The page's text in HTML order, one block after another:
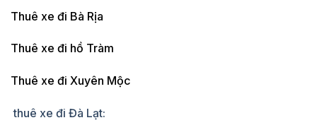
Thuê xe đi Bà Rịa
Thuê xe đi hồ Tràm
Thuê xe đi Xuyên Mộc
thuê xe đi Đà Lạt: